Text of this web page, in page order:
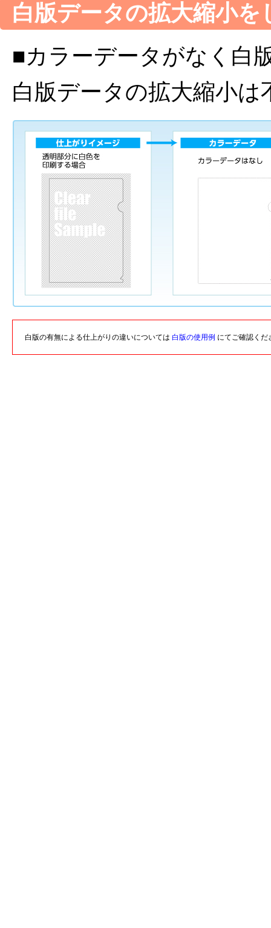
白版データの拡大縮小を
■カラーデータがなく白
白版データの拡大縮小は
白版の有無による仕上がりの違いについては 白版の使用例 にてご確認くだ